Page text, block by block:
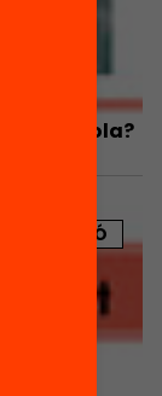
l’escola?
PUBLICACIÓ